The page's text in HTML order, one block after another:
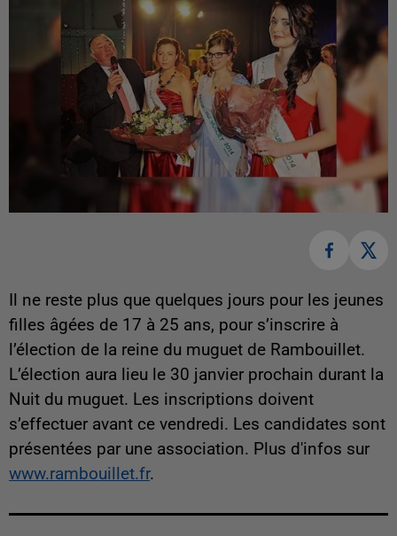
Il ne reste plus que quelques jours pour les jeunes
filles âgées de 17 à 25 ans, pour s’inscrire à
l’élection de la reine du muguet de Rambouillet.
L’élection aura lieu le 30 janvier prochain durant la
Nuit du muguet. Les inscriptions doivent
s’effectuer avant ce vendredi. Les candidates sont
présentées par une association. Plus d'infos sur
www.rambouillet.fr.